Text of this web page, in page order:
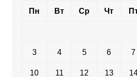
Пн Вт Ср Чт
3 4 5 6 7
10 11 12 13